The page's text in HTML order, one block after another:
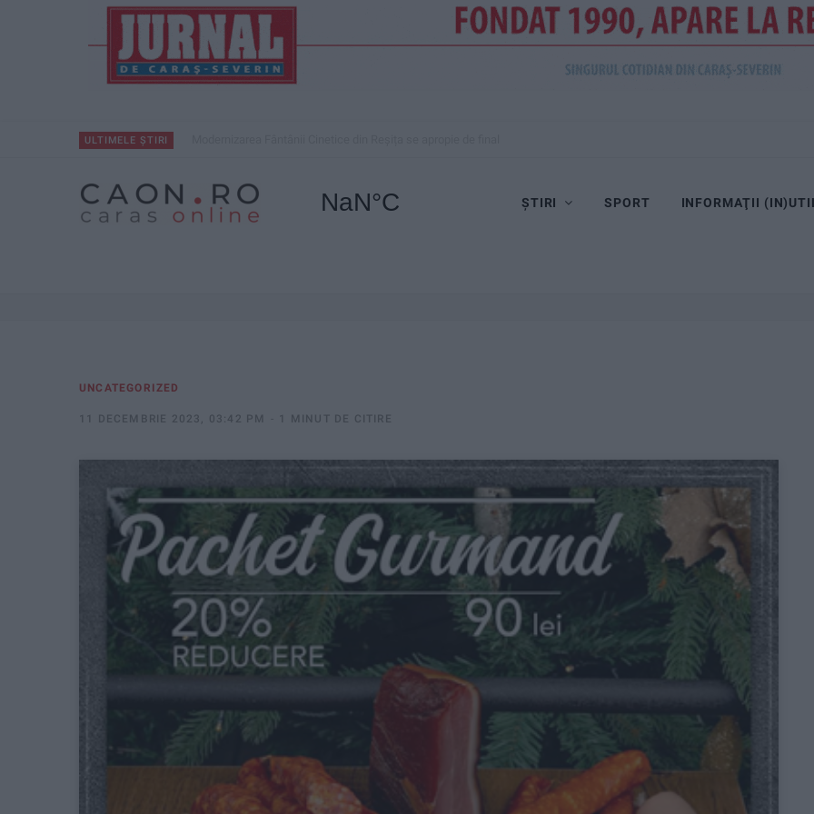
ULTIMELE ȘTIRI
ȘTIRI SPORT INFORMAŢII
UNCATEGORIZED
11 DECEMBRIE 2023, 03:42 PM 1 MINUT DE CITIRE